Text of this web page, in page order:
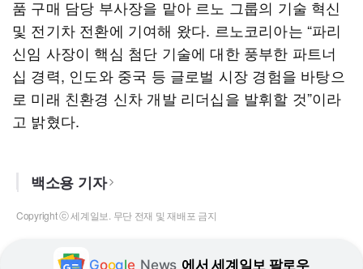
품 구매 담당 부사장을 맡아 르노 그룹의 기술 혁신
및 전기차 전환에 기여해 왔다. 르노코리아는 “파리
신임 사장이 핵심 첨단 기술에 대한 풍부한 파트너
십 경력, 인도와 중국 등 글로벌 시장 경험을 바탕으
로 미래 친환경 신차 개발 리더십을 발휘할 것”이라
고 밝혔다.
백소용 기자
Copyright ⓒ 세계일보. 무단 전재 및 재배포 금지
Google News 에서 세계일보 팔로우